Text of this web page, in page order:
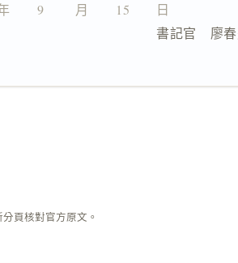
　　9 　　月　　15　　日
書記官　廖
頁核對官方原文。